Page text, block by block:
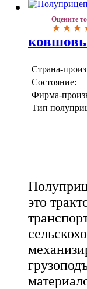
Оцените
Страна-
Состояние:
Фирма-
Тип
это